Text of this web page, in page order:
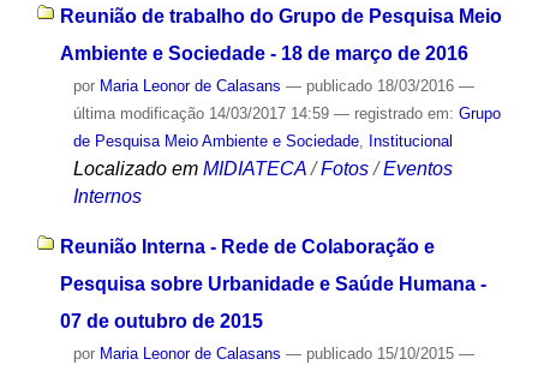
Reunião de trabalho do Grupo de Pesquisa Meio
Ambiente e Sociedade - 18 de março de 2016
por Maria Leonor de Calasans — publicado18/03/2016 —
última modificação14/03/2017 14:59 — registrado em: Grupo
de Pesquisa Meio Ambiente e Sociedade, Institucional
Localizado em MIDIATECA /Fotos /Eventos
Internos
Reunião Interna - Rede de Colaboração e
Pesquisa sobre Urbanidade e Saúde Humana -
07 de outubro de 2015
por Maria Leonor de Calasans — publicado15/10/2015 —